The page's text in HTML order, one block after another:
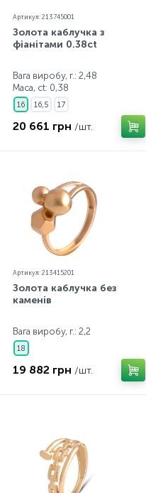
Артикул: 213745001
Золота каблучка з
фіанітами 0.38ct
Вага виробу, г.: 2,48
Маса, ct: 0,38
16 16,5 17
20 661 грн /шт.
Артикул: 213415201
Золота каблучка без
каменів
Вага виробу, г.: 2,2
18
19 882 грн /шт.